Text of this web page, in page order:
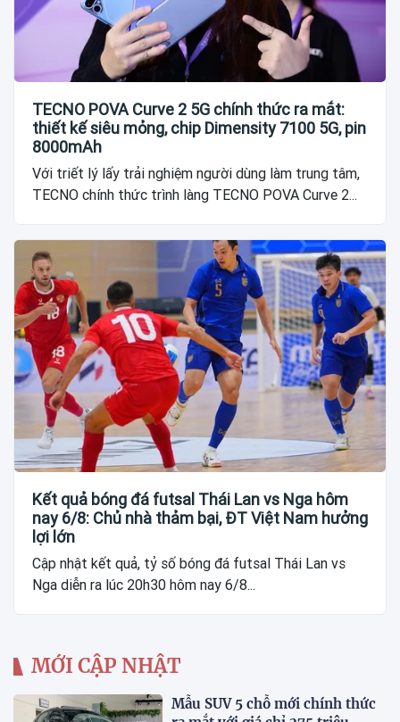
TECNO POVA Curve 2 5G chính thức ra mắt:
thiết kế siêu mỏng, chip Dimensity 7100 5G, pin
8000mAh
Với triết lý lấy trải nghiệm người dùng làm trung tâm,
TECNO chính thức trình làng TECNO POVA Curve 2...
Kết quả bóng đá futsal Thái Lan vs Nga hôm
nay 6/8: Chủ nhà thảm bại, ĐT Việt Nam hưởng
lợi lớn
Cập nhật kết quả, tỷ số bóng đá futsal Thái Lan vs
Nga diễn ra lúc 20h30 hôm nay 6/8...
MỚI CẬP NHẬT
Mẫu SUV 5 chỗ mới chính thức